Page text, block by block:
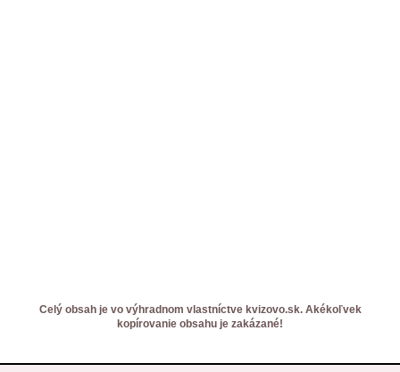
Celý obsah je vo výhradnom vlastníctve kvizovo.sk. Akékoľvek
kopírovanie obsahu je zakázané!